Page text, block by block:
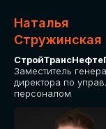
Наталья
Стружинская
Заместитель
директора по
персоналом
СРЕДИ